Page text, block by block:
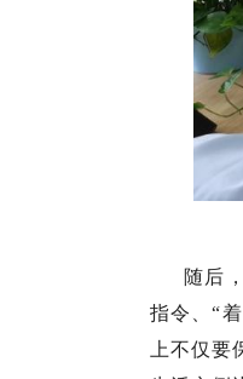
随后
指令、“
上不仅